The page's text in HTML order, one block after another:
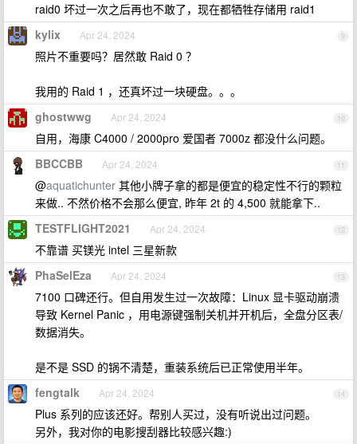
raid0 坏过一次之后再也不敢了，现在都牺牲存储用 raid1
9
kylix Apr 24, 2024
照片不重要吗？居然敢 Raid 0 ？
我用的 Raid 1 ，还真坏过一块硬盘。。。
10
ghostwwg Apr 24, 2024
自用，海康 C4000 / 2000pro 爱国者 7000z 都没什么问题。
11
BBCCBB Apr 24, 2024
@aquatichunter 其他小牌子拿的都是便宜的稳定性不行的颗粒
来做.. 不然价格不会那么便宜, 昨年 2t 的 4,500 就能拿下..
12
TESTFLIGHT2021 Apr 24, 2024
不靠谱 买镁光 intel 三星新款
13
PhaSelEza Apr 24, 2024
7100 口碑还行。但自用发生过一次故障：Linux 显卡驱动崩溃
导致 Kernel Panic ，用电源键强制关机并开机后，全盘分区表/
数据消失。
是不是 SSD 的锅不清楚，重装系统后已正常使用半年。
14
fengtalk Apr 24, 2024
Plus 系列的应该还好。帮别人买过，没有听说出过问题。
另外，我对你的电影搜刮器比较感兴趣:)